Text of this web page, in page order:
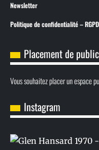
Newsletter
Politique de confidentialité – RGPD
Placement de
Vous souhaitez placer un espace
Instagram